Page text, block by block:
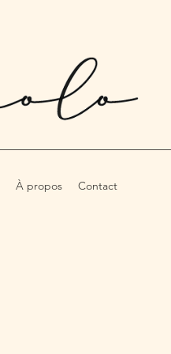
À propos Contact